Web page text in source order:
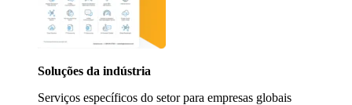
Soluções da indústria
Serviços específicos do setor para empresas globais